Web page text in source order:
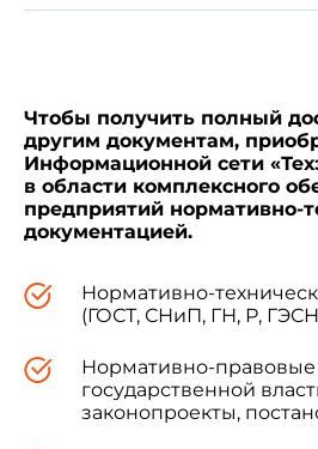
ГОСТ 10178-85
ГОСТ 10652-73
ГОСТ 17299-78
Чтобы получить полный
другим документам,
Информационной сети
в области комплексного
предприятий нормативно-
документацией.
Нормативно-
(ГОСТ, СНиП, ГН, Р,
Нормативно-правовые
государственной
законопроекты,